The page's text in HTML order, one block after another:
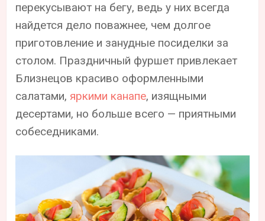
перекусывают на бегу, ведь у них всегда
найдется дело поважнее, чем долгое
приготовление и занудные посиделки за
столом. Праздничный фуршет привлекает
Близнецов красиво оформленными
салатами,яркими канапе, изящными
десертами, но больше всего — приятными
собеседниками.